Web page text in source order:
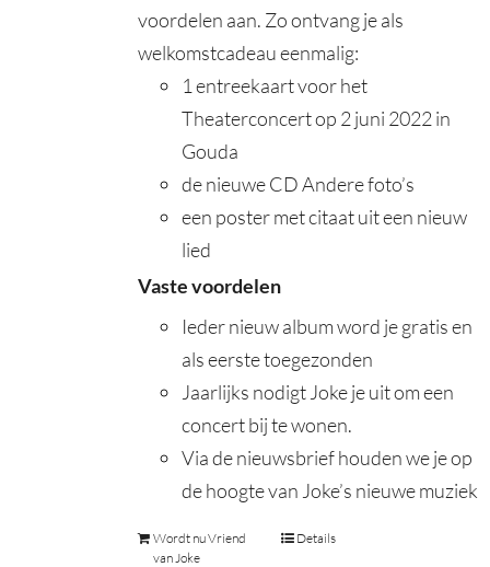
voordelen aan. Zo ontvang je als
welkomstcadeau eenmalig:
1 entreekaart voor het
Theaterconcert op 2 juni 2022 in
Gouda
de nieuwe CD Andere foto’s
een poster met citaat uit een nieuw
lied
Vaste voordelen
Ieder nieuw album word je gratis en
als eerste toegezonden
Jaarlijks nodigt Joke je uit om een
concert bij te wonen.
Via de nieuwsbrief houden we je op
de hoogte van Joke’s nieuwe muziek
Wordt nu Vriend
van Joke
Details